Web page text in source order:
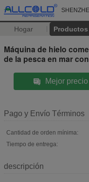
Hogar Productos
Máquina de hielo
de la pesca en mar
Mejor precio
Pago y Envío Términos
Cantidad de orden mínima:
Tiempo de entrega:
descripción